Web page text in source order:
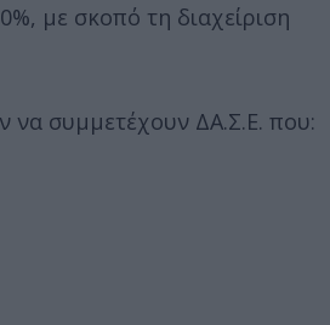
με σκοπό τη διαχείριση
να συμμετέχουν ΔΑ.Σ.Ε. που: